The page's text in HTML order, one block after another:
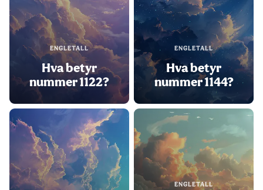
ENGLETALL
Hva betyr
nummer 1122?
ENGLETALL
Hva betyr
nummer 1144?
ENGLETALL